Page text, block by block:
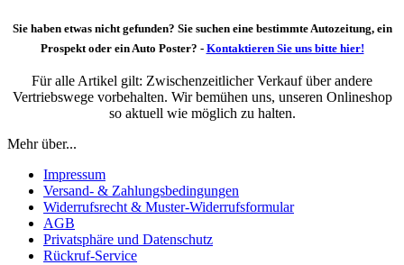
Sie haben etwas nicht gefunden? Sie suchen eine bestimmte Autozeitung, ein
Prospekt oder ein Auto Poster? - Kontaktieren Sie uns bitte hier!
Für alle Artikel gilt: Zwischenzeitlicher Verkauf über andere
Vertriebswege vorbehalten. Wir bemühen uns, unseren Onlineshop
so aktuell wie möglich zu halten.
Mehr über...
Impressum
Versand- & Zahlungsbedingungen
Widerrufsrecht & Muster-Widerrufsformular
AGB
Privatsphäre und Datenschutz
Rückruf-Service